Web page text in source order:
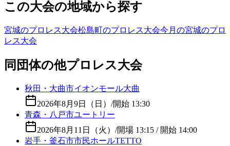
この大会の地域から探す
宮城のプロレス大会松島町のプロレス大会今月の宮城のプロ
レス大会
同団体の他プロレス大会
秋田・大曲市イオンモール大曲
2026年8月9日（日） /開始 13:30
青森・八戸市ユートリー
2026年8月11日（火） /開場 13:15 / 開始 14:00
岩手・釜石市市民ホールTETTO